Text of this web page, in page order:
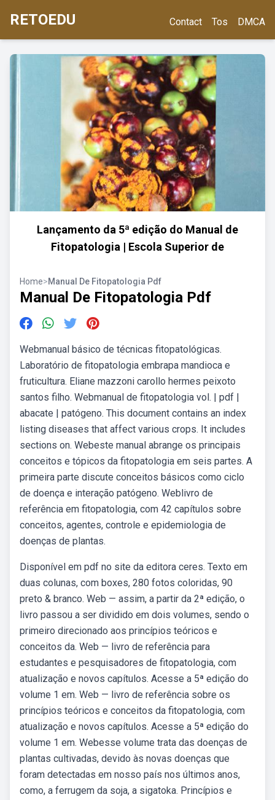
RETOEDU Contact Tos DMCA
Lançamento da 5ª edição do Manual de
Fitopatologia | Escola Superior de
Home>Manual De Fitopatologia Pdf
Manual De Fitopatologia Pdf
Webmanual básico de técnicas fitopatológicas.
Laboratório de fitopatologia embrapa mandioca e
fruticultura. Eliane mazzoni carollo hermes peixoto
santos filho. Webmanual de fitopatologia vol. | pdf |
abacate | patógeno. This document contains an index
listing diseases that affect various crops. It includes
sections on. Webeste manual abrange os principais
conceitos e tópicos da fitopatologia em seis partes. A
primeira parte discute conceitos básicos como ciclo
de doença e interação patógeno. Weblivro de
referência em fitopatologia, com 42 capítulos sobre
conceitos, agentes, controle e epidemiologia de
doenças de plantas.
Disponível em pdf no site da editora ceres. Texto em
duas colunas, com boxes, 280 fotos coloridas, 90
preto & branco. Web — assim, a partir da 2ª edição, o
livro passou a ser dividido em dois volumes, sendo o
primeiro direcionado aos princípios teóricos e
conceitos da. Web — livro de referência para
estudantes e pesquisadores de fitopatologia, com
atualização e novos capítulos. Acesse a 5ª edição do
volume 1 em. Web — livro de referência sobre os
princípios teóricos e conceitos da fitopatologia, com
atualização e novos capítulos. Acesse a 5ª edição do
volume 1 em. Webesse volume trata das doenças de
plantas cultivadas, devido às novas doenças que
foram detectadas em nosso país nos últimos anos,
como, a ferrugem da soja, a sigatoka. Princípios e